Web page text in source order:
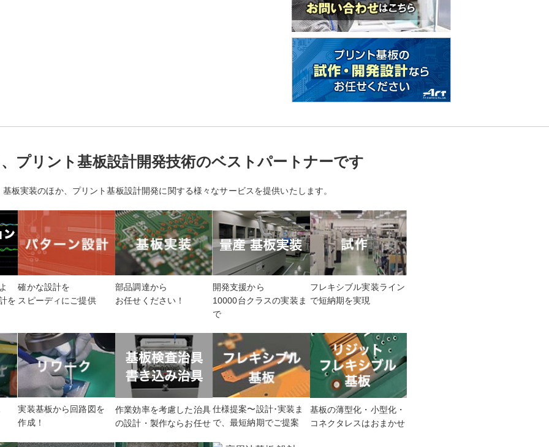
プリント基板設計開発技術のベストパートナーです
板実装のほか、プリント基板設計開発に関する様々なサービスを提供いたします。
を
確かな設計を
スピーディにご提供
部品調達から
お任せください！
開発支援から
10000台クラスの実装ま
で
フレキシブル実装ライン
で短納期を実現
実装基板から回路図を
作成！
作業効率を考慮した治具
の設計・製作ならお任せ
仕様提案〜設計･実装ま
で、最短納期でご提案
基板の薄型化・小型化・
コネクタレスはおまかせ